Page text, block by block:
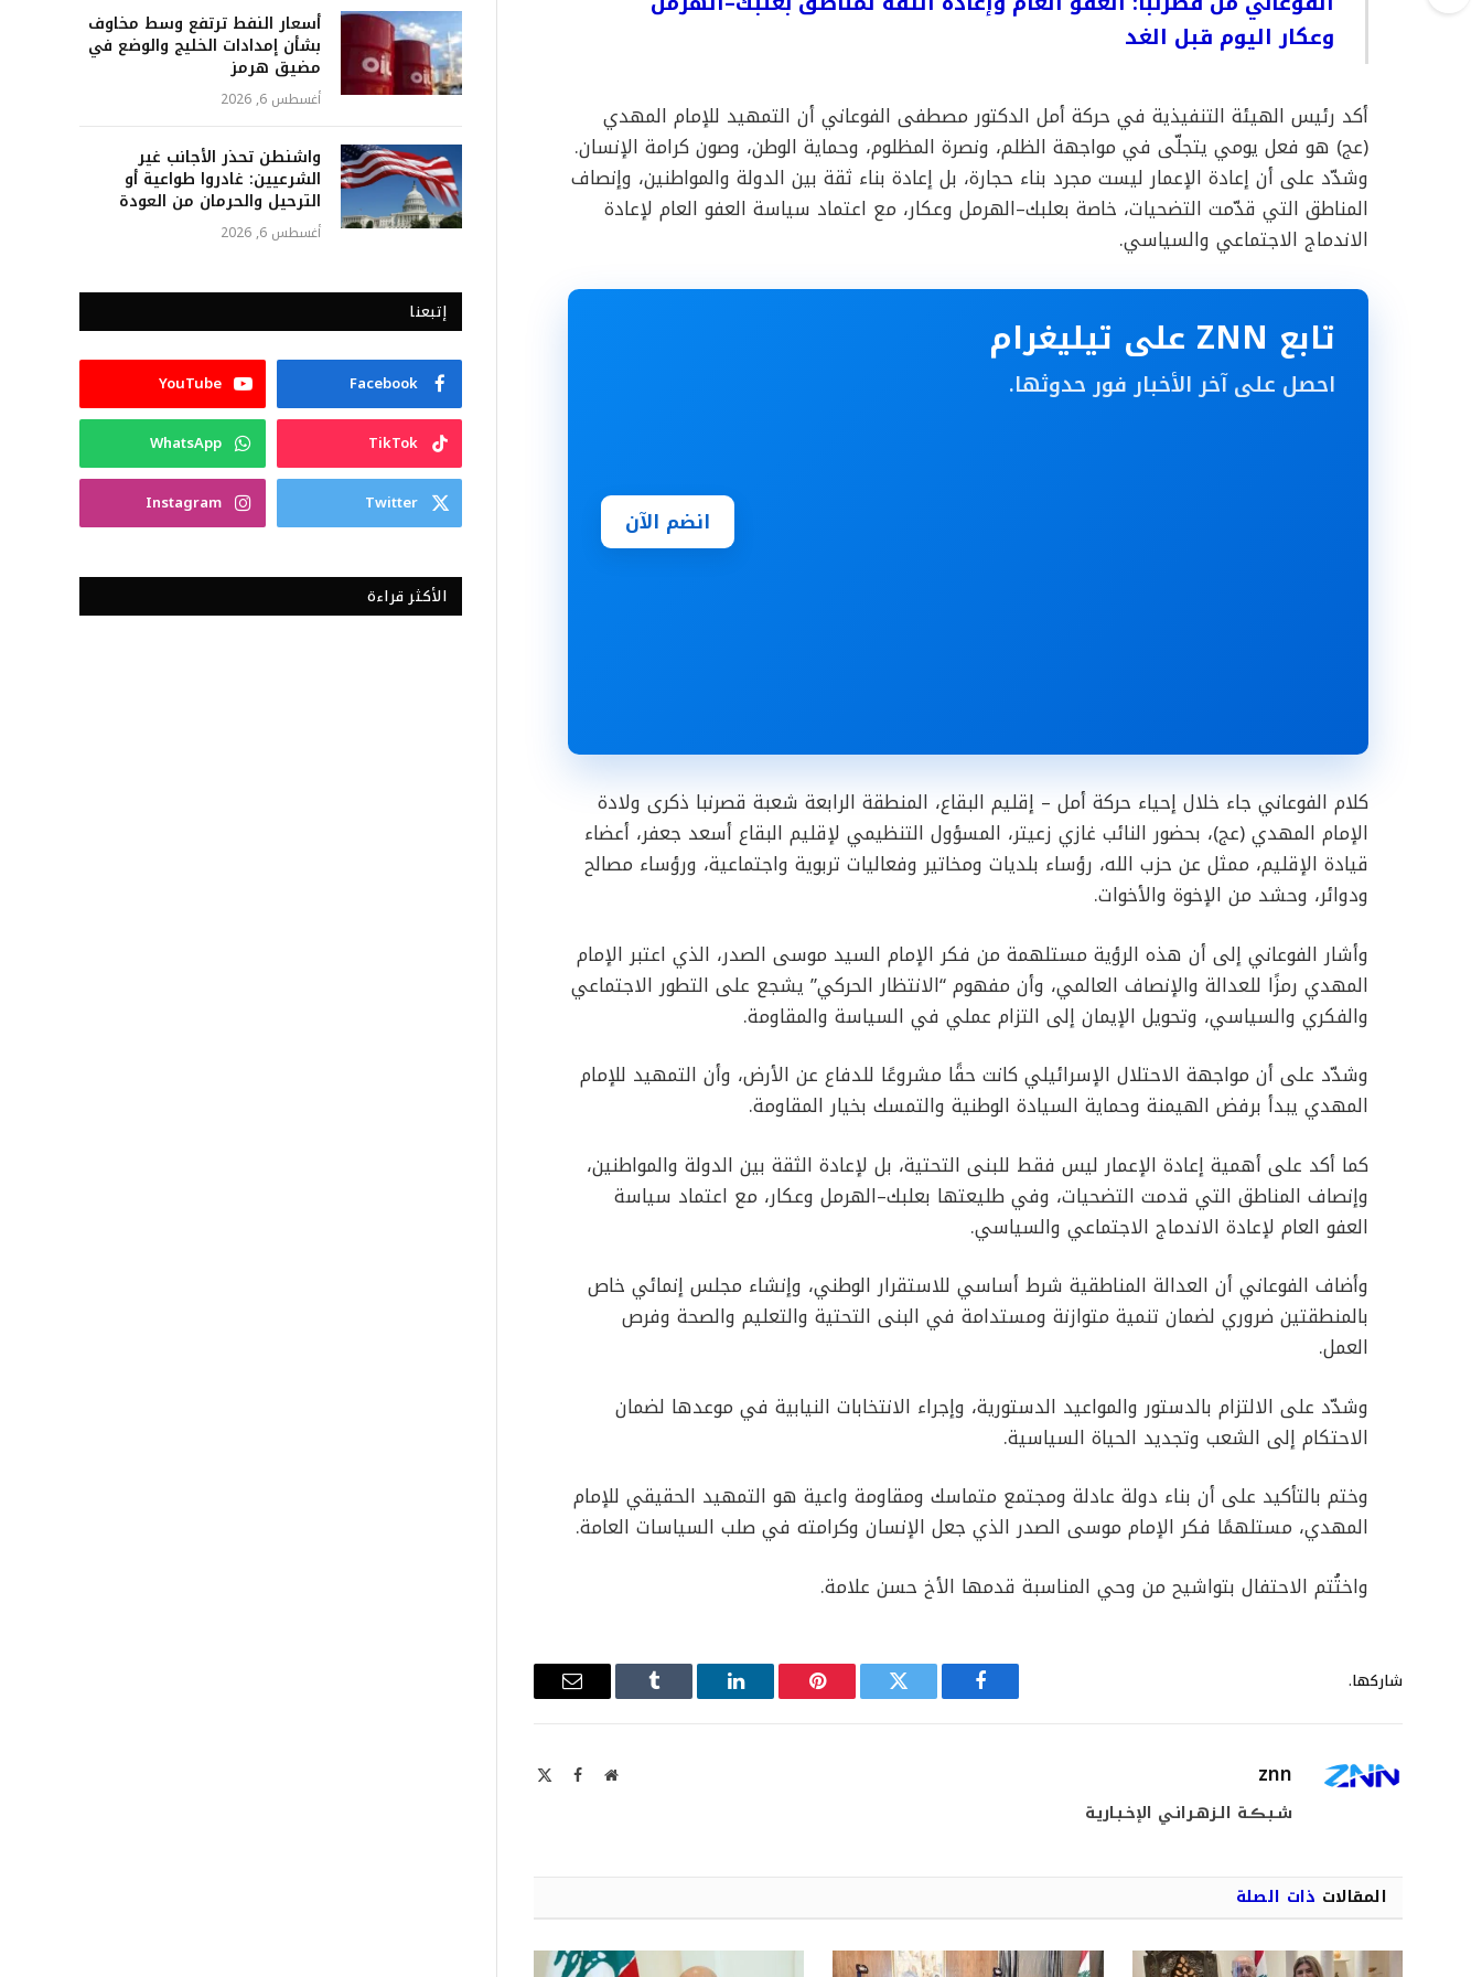
وعكار اليوم قبل الغد
أكد رئيس الهيئة التنفيذية في حركة أمل الدكتور مصطفى الفوعاني أن التمهيد للإمام المهدي
(عج) هو فعل يومي يتجلّى في مواجهة الظلم، ونصرة المظلوم، وحماية الوطن، وصون كرامة الإنسان.
وشدّد على أن إعادة الإعمار ليست مجرد بناء حجارة، بل إعادة بناء ثقة بين الدولة والمواطنين، وإنصاف
المناطق التي قدّمت التضحيات، خاصة بعلبك–الهرمل وعكار، مع اعتماد سياسة العفو العام لإعادة
الاندماج الاجتماعي والسياسي.
تابع ZNN على تيليغرام
احصل على آخر الأخبار فور حدوثها.
انضم الآن
كلام الفوعاني جاء خلال إحياء حركة أمل – إقليم البقاع، المنطقة الرابعة شعبة قصرنبا ذكرى ولادة
الإمام المهدي (عج)، بحضور النائب غازي زعيتر، المسؤول التنظيمي لإقليم البقاع أسعد جعفر، أعضاء
قيادة الإقليم، ممثل عن حزب الله، رؤساء بلديات ومخاتير وفعاليات تربوية واجتماعية، ورؤساء مصالح
ودوائر، وحشد من الإخوة والأخوات.
وأشار الفوعاني إلى أن هذه الرؤية مستلهمة من فكر الإمام السيد موسى الصدر، الذي اعتبر الإمام
المهدي رمزًا للعدالة والإنصاف العالمي، وأن مفهوم “الانتظار الحركي” يشجع على التطور الاجتماعي
والفكري والسياسي، وتحويل الإيمان إلى التزام عملي في السياسة والمقاومة.
وشدّد على أن مواجهة الاحتلال الإسرائيلي كانت حقًا مشروعًا للدفاع عن الأرض، وأن التمهيد للإمام
المهدي يبدأ برفض الهيمنة وحماية السيادة الوطنية والتمسك بخيار المقاومة.
كما أكد على أهمية إعادة الإعمار ليس فقط للبنى التحتية، بل لإعادة الثقة بين الدولة والمواطنين،
وإنصاف المناطق التي قدمت التضحيات، وفي طليعتها بعلبك–الهرمل وعكار، مع اعتماد سياسة
العفو العام لإعادة الاندماج الاجتماعي والسياسي.
وأضاف الفوعاني أن العدالة المناطقية شرط أساسي للاستقرار الوطني، وإنشاء مجلس إنمائي خاص
بالمنطقتين ضروري لضمان تنمية متوازنة ومستدامة في البنى التحتية والتعليم والصحة وفرص
العمل.
وشدّد على الالتزام بالدستور والمواعيد الدستورية، وإجراء الانتخابات النيابية في موعدها لضمان
الاحتكام إلى الشعب وتجديد الحياة السياسية.
وختم بالتأكيد على أن بناء دولة عادلة ومجتمع متماسك ومقاومة واعية هو التمهيد الحقيقي للإمام
المهدي، مستلهمًا فكر الإمام موسى الصدر الذي جعل الإنسان وكرامته في صلب السياسات العامة.
واختُتم الاحتفال بتواشيح من وحي المناسبة قدمها الأخ حسن علامة.
شاركها.
فيسبوك تويتر بينتيريستلينكدإن Tumblr
البريد
znn
موقعفيسبوك
شـبـڪـة الـزهـرانـي الإخـبـاريـة
المقالات ذات الصلة
أسعار النفط ترتفع وسط مخاوف
بشأن إمدادات الخليج والوضع في
مضيق هرمز
أغسطس 6, 2026
واشنطن تحذر الأجانب غير
الشرعيين: غادروا طواعية أو
الترحيل والحرمان من العودة
أغسطس 6, 2026
إتبعنا
Facebook
YouTube
TikTok
WhatsApp
Twitter
Instagram
الأكثر قراءة